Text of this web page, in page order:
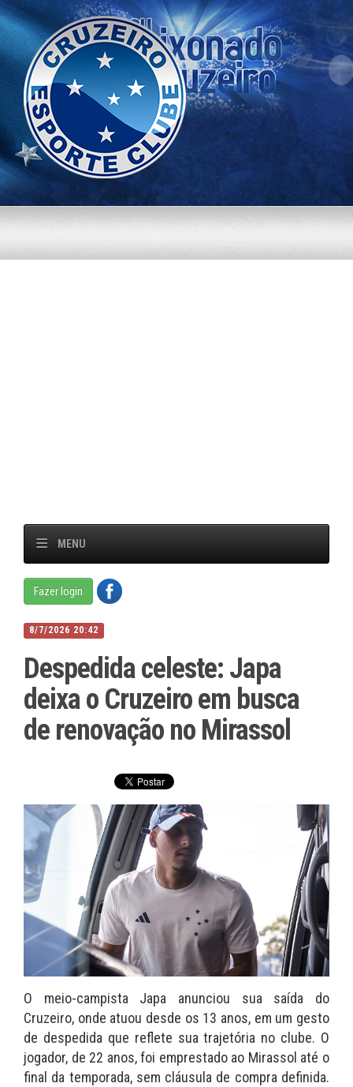
MENU
Fazer login
8/7/2026 20:42
Despedida celeste: Japa
deixa o Cruzeiro em busca
de renovação no Mirassol
O meio-campista Japa anunciou sua saída do
Cruzeiro, onde atuou desde os 13 anos, em um gesto
de despedida que reflete sua trajetória no clube. O
jogador, de 22 anos, foi emprestado ao Mirassol até o
final da temporada, sem cláusula de compra definida.